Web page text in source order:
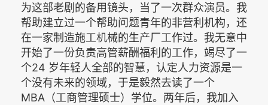
为这部老剧的备用镜头，当了一次群众演员。我
帮助建立过一个帮助问题青年的非营利机构，还
在一家制造施工机械的生产厂工作过。我无意中
开始了一份负责高管薪酬福利的工作，竭尽了一
个24 岁年轻人全部的智慧，认定人力资源是一
个没有未来的领域，于是毅然去读了一个
MBA（工商管理硕士）学位。两年后，我加入